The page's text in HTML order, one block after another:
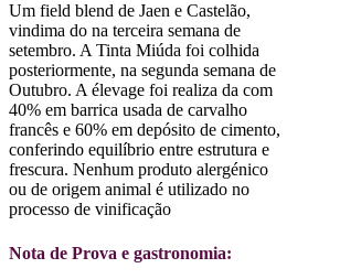
Um field blend de Jaen e Castelão,
vindima do na terceira semana de
setembro. A Tinta Miúda foi colhida
posteriormente, na segunda semana de
Outubro. A élevage foi realiza da com
40% em barrica usada de carvalho
francês e 60% em depósito de cimento,
conferindo equilíbrio entre estrutura e
frescura. Nenhum produto alergénico
ou de origem animal é utilizado no
processo de vinificação
Nota de Prova e gastronomia: